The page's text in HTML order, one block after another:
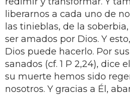
liberarnos a cada uno de
las tinieblas, de la
ser amados por Dios. Y
Dios puede hacerlo. Por
sanados (cf. 1 P 2,24), dice
su muerte hemos sido
nosotros. Y gracias a Él,